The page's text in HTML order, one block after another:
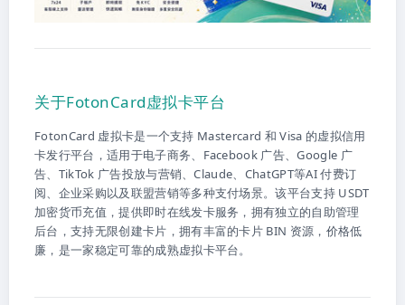
关于FotonCard虚拟卡平台
FotonCard 虚拟卡是一个支持 Mastercard 和 Visa 的虚拟信用
卡发行平台，适用于电子商务、Facebook 广告、Google 广
告、TikTok 广告投放与营销、Claude、ChatGPT等AI 付费订
阅、企业采购以及联盟营销等多种支付场景。该平台支持 USDT
加密货币充值，提供即时在线发卡服务，拥有独立的自助管理
后台，支持无限创建卡片，拥有丰富的卡片 BIN 资源，价格低
廉，是一家稳定可靠的成熟虚拟卡平台。